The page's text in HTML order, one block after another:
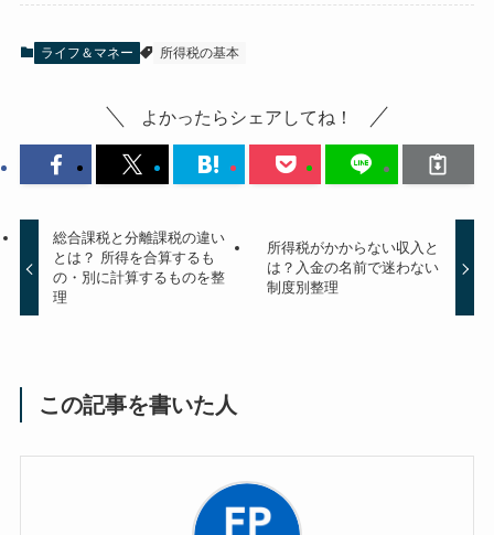
ライフ＆マネー 所得税の基本
よかったらシェアしてね！
総合課税と分離課税の違い
とは？ 所得を合算するも
の・別に計算するものを整
理
所得税がかからない収入と
は？入金の名前で迷わない
制度別整理
この記事を書いた人